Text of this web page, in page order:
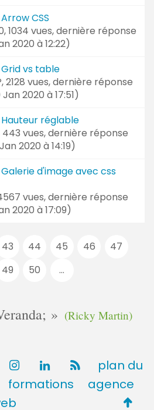
CSS
, 1034 vues, dernière réponse
2020 à 12:22)
vs table
, 2128 vues, dernière réponse
2020 à 17:51)
Hauteur réglable
443 vues, dernière réponse
2020 à 14:19)
d'image avec css
vues, dernière réponse
2020 à 17:09)
43 44 45 46
47
49 50 ...
(Ricky Martin)
plan du
formations
agence